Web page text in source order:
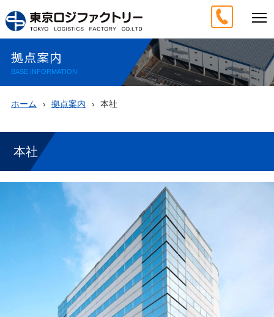
拠点案内
BASE INFORMATION
ホーム 拠点案内 本社
本社